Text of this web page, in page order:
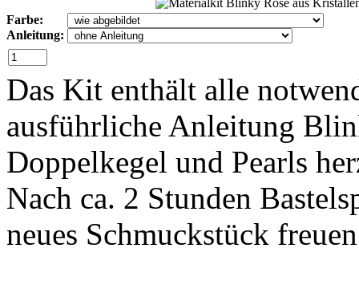
Farbe:
Anleitung:
Das Kit enthält alle
ausführliche Anleitung
Doppelkegel und Pearls
Nach ca. 2 Stunden
neues Schmuckstück